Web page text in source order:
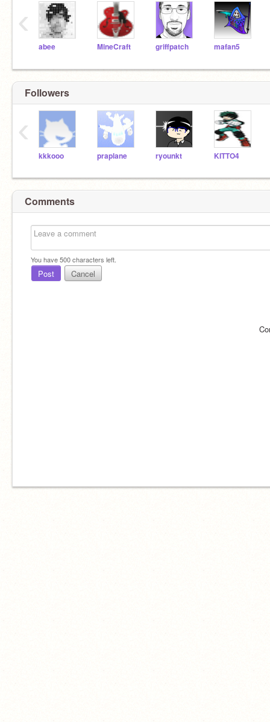
abee MineCraft griffpatch mafan5
‹
Followers
kkkooo praplane ryounkt KITTO4
‹
Comments
You have500characters left.
Post Cancel